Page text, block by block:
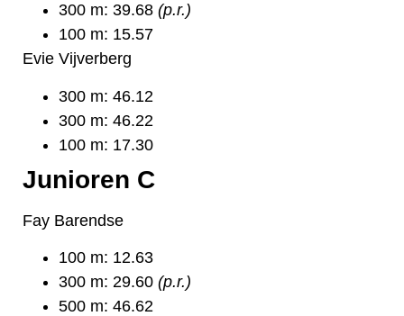
300 m: 39.68 (p.r.)
100 m: 15.57
Evie Vijverberg
300 m: 46.12
300 m: 46.22
100 m: 17.30
Junioren C
Fay Barendse
100 m: 12.63
300 m: 29.60 (p.r.)
500 m: 46.62